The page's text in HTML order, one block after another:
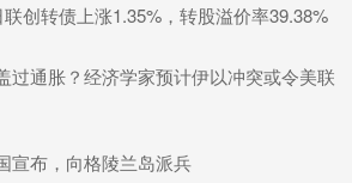
创转债上涨1.35%，转股溢价率39.38%
过通胀？经济学家预计伊以冲突或令美联
宣布，向格陵兰岛派兵